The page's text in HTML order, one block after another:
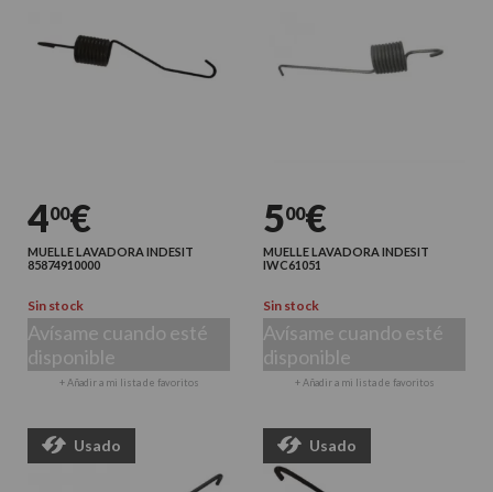
400€
MUELLE LAVADORA INDESIT
85874910000
Sin stock
Avísame cuando esté
disponible
+ Añadir a mi lista de favoritos
500€
MUELLE LAVADORA INDESIT
IWC61051
Sin stock
Avísame cuando esté
disponible
+ Añadir a mi lista de favoritos
Usado Usado